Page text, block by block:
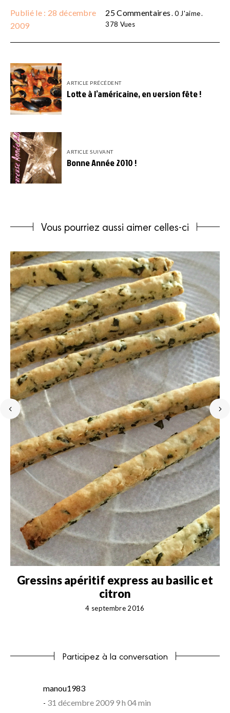
Publié le : 28 décembre
2009
25 Commentaires 0 J'aime
378 Vues
ARTICLE PRÉCÉDENT
Lotte à l’américaine, en version fête !
ARTICLE SUIVANT
Bonne Année 2010 !
Vous pourriez aussi aimer celles-ci
Gressins apéritif express au basilic et
citron
4 septembre 2016
Participez à la conversation
manou1983says:
31 décembre 2009 9 h 04 min